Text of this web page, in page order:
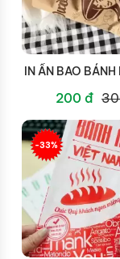
IN ẤN BAO BÁNH
200 đ
-33%